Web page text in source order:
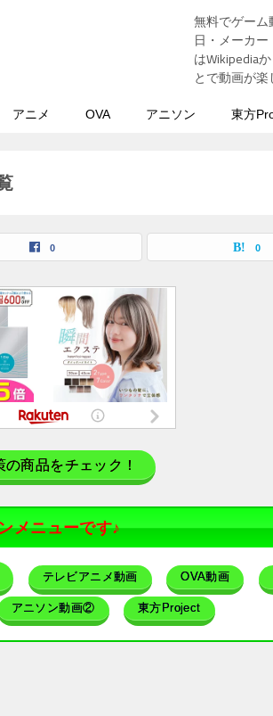
無料でゲー
日・メーカ
はWikipedia
とで動画が
アニメ OVA アニソン 東方
0 0
商品をチェック！
メニューです♪
テレビアニメ動画 OVA動画
アニソン動画② 東方Project